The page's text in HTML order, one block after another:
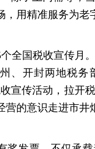
，用精准服务为老
全国税收宣传月
、开封两地税务
宣传活动，拉开
营的意识走进市井